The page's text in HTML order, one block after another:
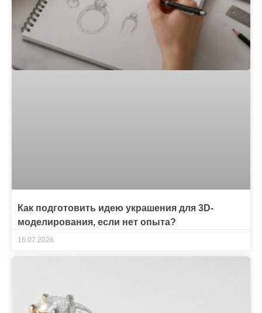
Как подготовить идею украшения для 3D-
моделирования, если нет опыта?
16.07.2026